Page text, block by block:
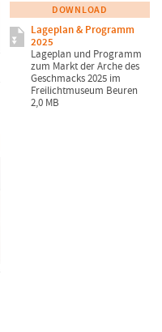
DOWNLOAD
Lageplan & Programm
2025
Lageplan und Programm
zum Markt der Arche des
Geschmacks 2025 im
Freilichtmuseum Beuren
2,0 MB